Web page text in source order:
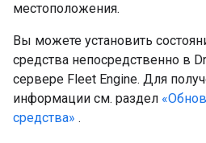
местоположения.
Вы можете установить
средства непосредственно в
сервере Fleet Engine. Для
информации см. раздел
средства» .